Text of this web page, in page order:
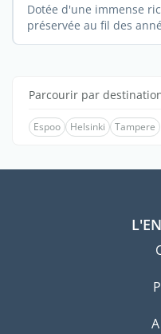
Dotée d'une immense
préservée au fil des
Parcourir par
Espoo Helsinki Tampere